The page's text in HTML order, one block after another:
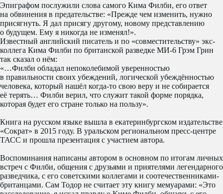
Эпиграфом послужили слова самого Кима Филби, его ответ
на обвинения в предательстве: «Прежде чем изменить, нужно
присягнуть. Я дал присягу другому, новому представлению
о будущем. Ему я никогда не изменял!».
Известный английский писатель и по «совместительству» экс-
коллега Кима Филби по британской разведке МИ-6 Грэм Грин
так сказал о нём:
«…Филби обладал непоколебимой уверенностью
в правильности своих убеждений, логической убеждённостью
человека, который нашёл когда-то свою веру и не собирается
её терять… Филби верил, что служит такой форме порядка,
которая будет его стране только на пользу».
Книга на русском языке вышла в екатеринбургском издательстве
«Сократ» в 2015 году. В уральском региональном пресс-центре
ТАСС и прошла презентация с участием автора.
Воспоминания написаны автором в основном по итогам личных
встреч с Филби, общения с друзьями и приятелями легендарного
разведчика, с его советскими коллегами и соотечественниками-
британцами. Сам Тодор не считает эту книгу мемуарами: «Это